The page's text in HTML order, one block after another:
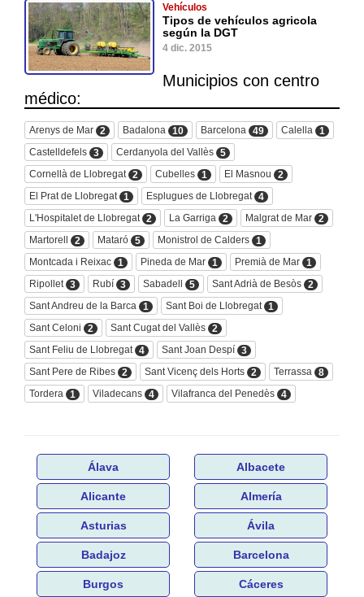
Vehículos
Tipos de vehículos agricola
según la DGT
4 dic. 2015
Municipios con centro
médico:
Arenys de Mar 2 Badalona 10 Barcelona 49 Calella
1
Castelldefels 3 Cerdanyola del Vallès 5
Cornellà de Llobregat 2 Cubelles 1 El Masnou
2
El Prat de Llobregat 1 Esplugues de Llobregat 4
L'Hospitalet de Llobregat 2 La Garriga 2 Malgrat de Mar 2
Martorell
2 Mataró 5 Monistrol de Calders 1
Montcada i Reixac 1 Pineda de Mar 1 Premià de Mar 1
Ripollet 3 Rubí 3 Sabadell 5 Sant Adrià de Besòs 2
Sant Andreu de la Barca
1 Sant Boi de Llobregat 1
Sant Celoni
2 Sant Cugat del Vallès 2
Sant Feliu de Llobregat 4 Sant Joan Despí 3
Sant Pere de Ribes 2 Sant Vicenç dels Horts 2 Terrassa
8
Tordera
1 Viladecans 4 Vilafranca del Penedès 4
Álava Albacete
Alicante Almería
Asturias Ávila
Badajoz Barcelona
Burgos Cáceres